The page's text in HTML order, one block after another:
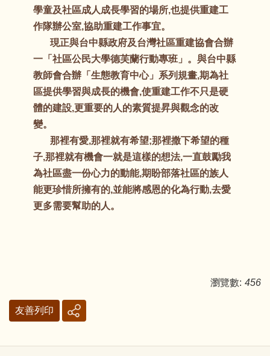
學童及社區成人成長學習的場所,也提供重建工
作隊辦公室,協助重建工作事宜。
現正與台中縣政府及台灣社區重建協會合辦
一「社區公民大學德芙蘭行動專班」。與台中縣
教師會合辦「生態教育中心」系列規畫,期為社
區提供學習與成長的機會,使重建工作不只是硬
體的建設,更重要的人的素質提昇與觀念的改
變。
那裡有愛,那裡就有希望;那裡撒下希望的種
子,那裡就有機會一就是這樣的想法,一直鼓勵我
為社區盡一份心力的動能,期盼部落社區的族人
能更珍惜所擁有的,並能將感恩的化為行動,去愛
更多需要幫助的人。
瀏覽數: 456
友善列印